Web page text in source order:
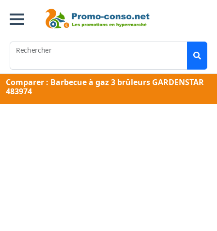
Rechercher
Comparer : Barbecue à gaz 3 brûleurs GARDENSTAR
483974